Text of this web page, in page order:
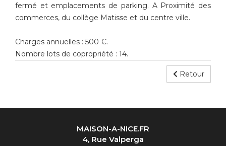
fermé et emplacements de parking. A Proximité des
commerces, du collège Matisse et du centre ville.
Charges annuelles : 500 €.
Nombre lots de copropriété : 14.
Retour
MAISON-A-NICE.FR
4, Rue Valperga